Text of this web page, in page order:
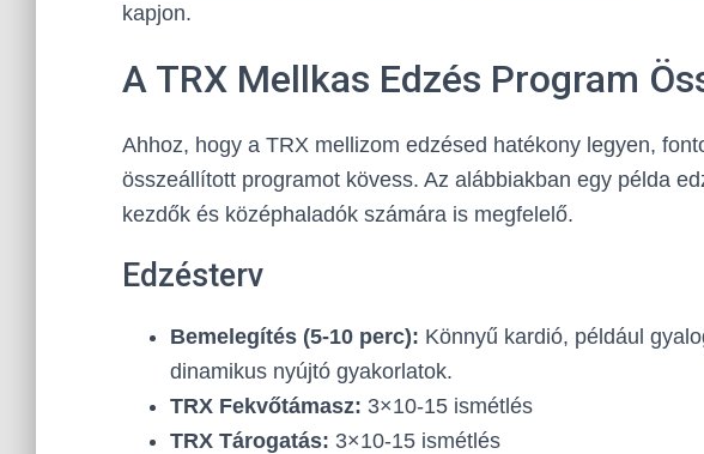
kapjon.
A TRX Mellkas Edzés Program
Ahhoz, hogy a TRX mellizom edzésed hatékony legyen,
összeállított programot kövess. Az alábbiakban egy példa
kezdők és középhaladók számára is megfelelő.
Edzésterv
Bemelegítés (5-10 perc): Könnyű kardió, például
dinamikus nyújtó gyakorlatok.
TRX Fekvőtámasz: 3×10-15 ismétlés
TRX Tárogatás: 3×10-15 ismétlés